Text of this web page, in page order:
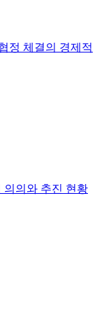
정 체결의 경제적
의의와 추진 현황